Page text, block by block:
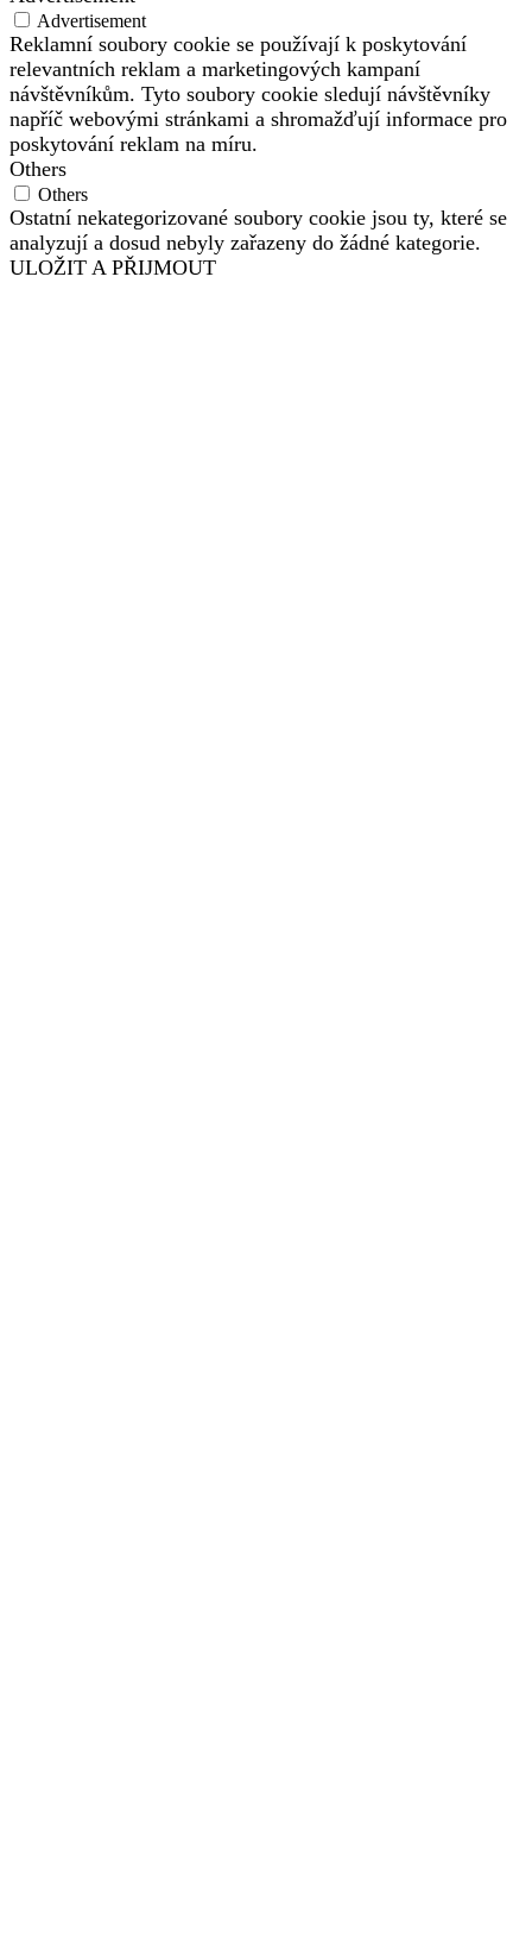
Advertisement
Reklamní soubory cookie se používají k poskytování
relevantních reklam a marketingových kampaní
návštěvníkům. Tyto soubory cookie sledují návštěvníky
napříč webovými stránkami a shromažďují informace pro
poskytování reklam na míru.
Others
Others
Ostatní nekategorizované soubory cookie jsou ty, které se
analyzují a dosud nebyly zařazeny do žádné kategorie.
ULOŽIT A PŘIJMOUT